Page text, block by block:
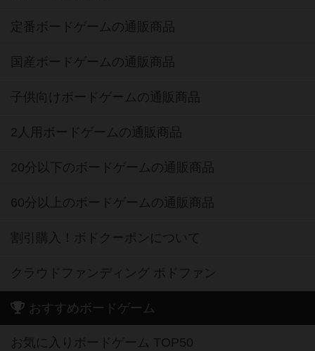
定番ボードゲームの通販商品
国産ボードゲームの通販商品
子供向けボードゲームの通販商品
2人用ボードゲームの通販商品
20分以下のボードゲームの通販商品
60分以上のボードゲームの通販商品
割引購入！ボドクーポンについて
クラウドファンディング ボドファン
おすすめボードゲーム
お気に入りボードゲーム TOP50